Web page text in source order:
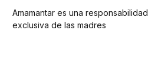
Amamantar es una
exclusiva de las madres